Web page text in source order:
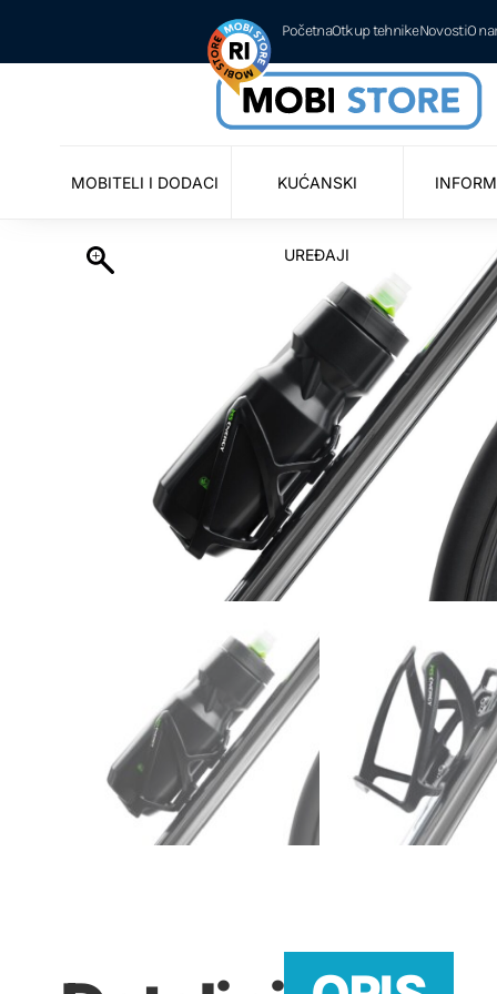
PočetnaOtkup tehnikeNovostiO
MOBITELI I DODACI KUĆANSKI
UREĐAJI